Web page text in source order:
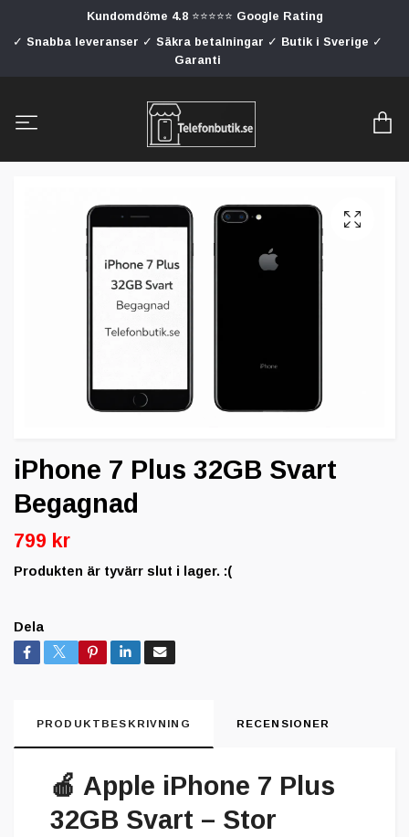
Kundomdöme 4.8 ⭐⭐⭐⭐⭐ Google Rating
✓ Snabba leveranser ✓ Säkra betalningar ✓ Butik i Sverige ✓
Garanti
iPhone 7 Plus 32GB Svart
Begagnad
799 kr
Produkten är tyvärr slut i lager. :(
Dela
PRODUKTBESKRIVNING RECENSIONER
🍎 Apple iPhone 7 Plus
32GB Svart – Stor